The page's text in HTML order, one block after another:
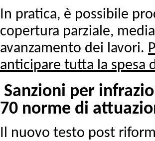
In pratica, è possibile
copertura parziale,
avanzamento dei lavori.
anticipare tutta la spesa
Sanzioni per
70 norme di
Il nuovo testo post